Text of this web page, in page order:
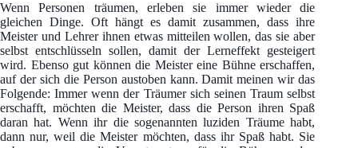
Wenn Personen träumen, erleben sie immer wieder die
gleichen Dinge. Oft hängt es damit zusammen, dass ihre
Meister und Lehrer ihnen etwas mitteilen wollen, das sie aber
selbst entschlüsseln sollen, damit der Lerneffekt gesteigert
wird. Ebenso gut können die Meister eine Bühne erschaffen,
auf der sich die Person austoben kann. Damit meinen wir das
Folgende: Immer wenn der Träumer sich seinen Traum selbst
erschafft, möchten die Meister, dass die Person ihren Spaß
daran hat. Wenn ihr die sogenannten luziden Träume habt,
dann nur, weil die Meister möchten, dass ihr Spaß habt. Sie